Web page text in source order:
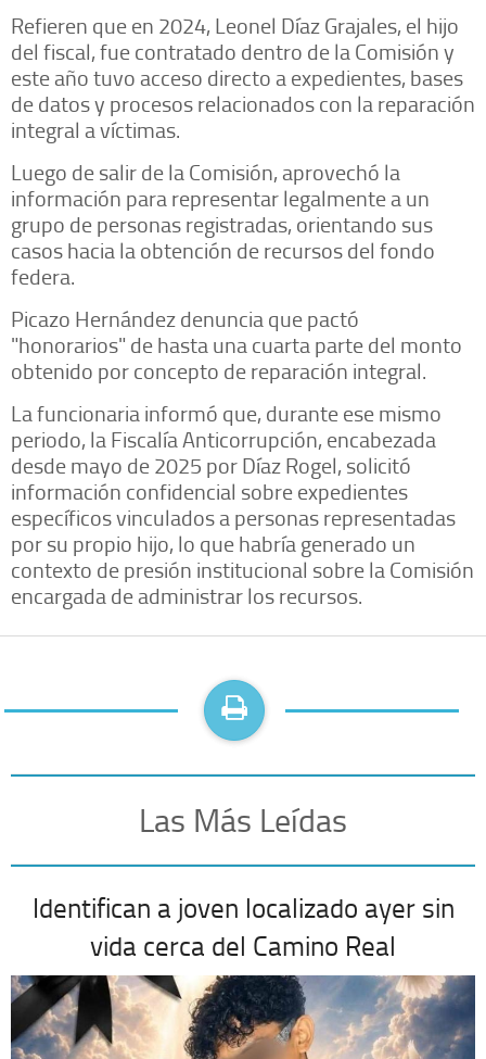
Refieren que en 2024, Leonel Díaz Grajales, el hijo
del fiscal, fue contratado dentro de la Comisión y
este año tuvo acceso directo a expedientes, bases
de datos y procesos relacionados con la reparación
integral a víctimas.
Luego de salir de la Comisión, aprovechó la
información para representar legalmente a un
grupo de personas registradas, orientando sus
casos hacia la obtención de recursos del fondo
federa.
Picazo Hernández denuncia que pactó
"honorarios" de hasta una cuarta parte del monto
obtenido por concepto de reparación integral.
La funcionaria informó que, durante ese mismo
periodo, la Fiscalía Anticorrupción, encabezada
desde mayo de 2025 por Díaz Rogel, solicitó
información confidencial sobre expedientes
específicos vinculados a personas representadas
por su propio hijo, lo que habría generado un
contexto de presión institucional sobre la Comisión
encargada de administrar los recursos.
Las Más Leídas
Identifican a joven localizado ayer sin
vida cerca del Camino Real